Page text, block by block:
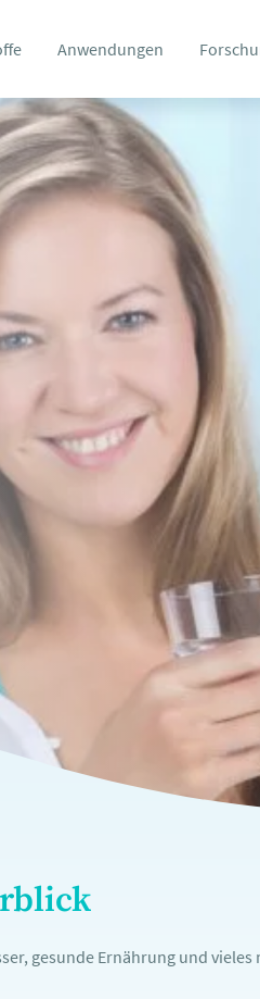
Anwendungen
gesunde Ernährung und vieles